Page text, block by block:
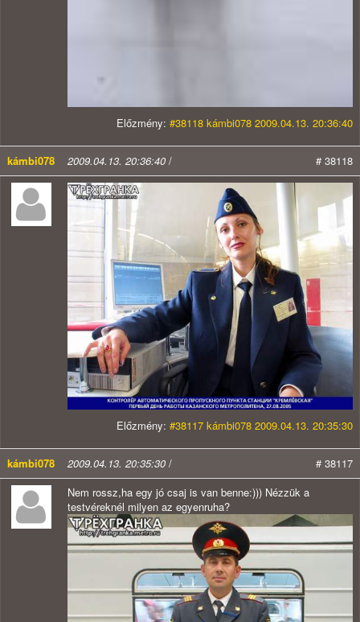
Előzmény: #38118 kámbi078 2009.04.13. 20:36:40
kámbi078 2009.04.13. 20:36:40 / # 38118
Előzmény: #38117 kámbi078 2009.04.13. 20:35:30
kámbi078 2009.04.13. 20:35:30 /
# 38117
Nem rossz,ha egy jó csaj is van benne:))) Nézzük a
testvéreknél milyen az egyenruha?